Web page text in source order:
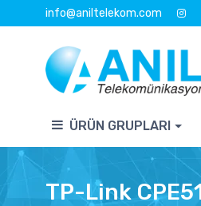
info@aniltelekom.com
ÜRÜN GRUPLARI
TP-Link